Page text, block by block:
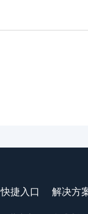
快捷入口 解决方